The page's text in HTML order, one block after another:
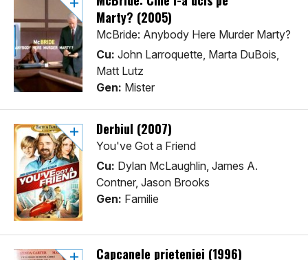
Marty? (2005)
McBride: Anybody Here Murder Marty?
Cu: John Larroquette, Marta DuBois,
Matt Lutz
Gen: Mister
Derbiul (2007)
You've Got a Friend
Cu: Dylan McLaughlin, James A.
Contner, Jason Brooks
Gen: Familie
Capcanele prieteniei (1996)